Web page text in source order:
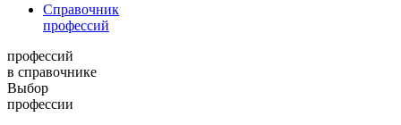
Справочник
профессий
профессий
в справочнике
Выбор
профессии